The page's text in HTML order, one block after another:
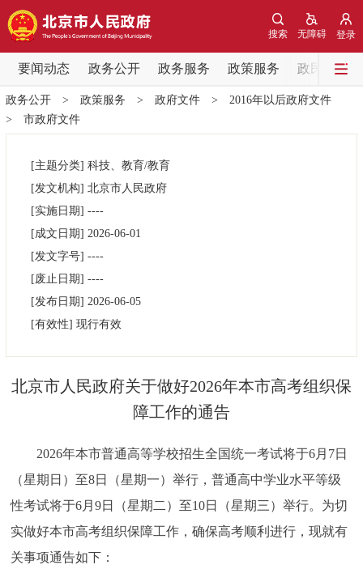
登录
无障碍
搜索
要闻动态 政务公开 政务服务 政策服务 政民互动
要闻动态
党中央精神 国务院信息 中央部委动态
各区热点
市领导
决策公开 专题公开
法人服务
便民服务 利企服务 投资项目
中介服务
政务公开> 政策服务 > 政府文件> 2016年以后政府文件
> 市政府文件
[主题分类] 科技、教育/教育
[发文机构] 北京市人民政府
[实施日期] ----
[成文日期] 2026-06-01
[发文字号] ----
[废止日期] ----
[发布日期] 2026-06-05
[有效性] 现行有效
​北京市人民政府关于做好2026年本市高考组织保
障工作的通告
2026年本市普通高等学校招生全国统一考试将于6月7日
（星期日）至8日（星期一）举行，普通高中学业水平等级
性考试将于6月9日（星期二）至10日（星期三）举行。为切
实做好本市高考组织保障工作，确保高考顺利进行，现就有
关事项通告如下：